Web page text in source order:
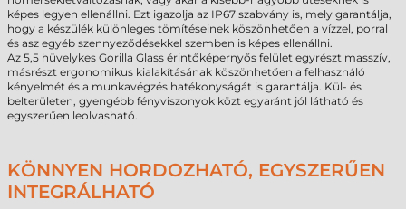
képes legyen ellenállni. Ezt igazolja az IP67 szabvány is, mely garantálja,
hogy a készülék különleges tömítéseinek köszönhetően a vízzel, porral
és asz egyéb szennyeződésekkel szemben is képes ellenállni.
Az 5,5 hüvelykes Gorilla Glass érintőképernyős felület egyrészt masszív,
másrészt ergonomikus kialakításának köszönhetően a felhasználó
kényelmét és a munkavégzés hatékonyságát is garantálja. Kül- és
belterületen, gyengébb fényviszonyok közt egyaránt jól látható és
egyszerűen leolvasható.
KÖNNYEN HORDOZHATÓ, EGYSZERŰEN
INTEGRÁLHATÓ